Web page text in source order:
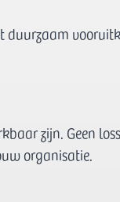
duurzaam
zijn. Geen
organisatie.